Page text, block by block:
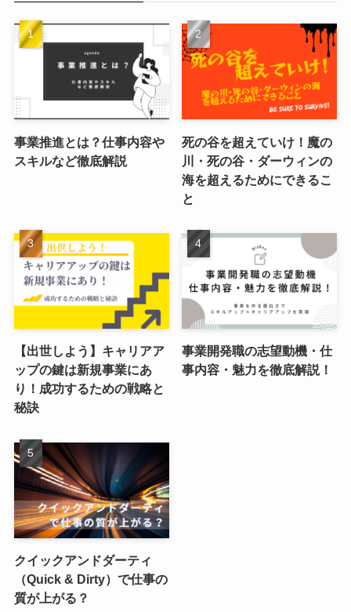
事業推進とは？仕事内容や
スキルなど徹底解説
死の谷を超えていけ！魔の
川・死の谷・ダーウィンの
海を超えるためにできるこ
と
【出世しよう】キャリアア
ップの鍵は新規事業にあ
り！成功するための戦略と
秘訣
事業開発職の志望動機・仕
事内容・魅力を徹底解説！
クイックアンドダーティ
（Quick & Dirty）で仕事の
質が上がる？